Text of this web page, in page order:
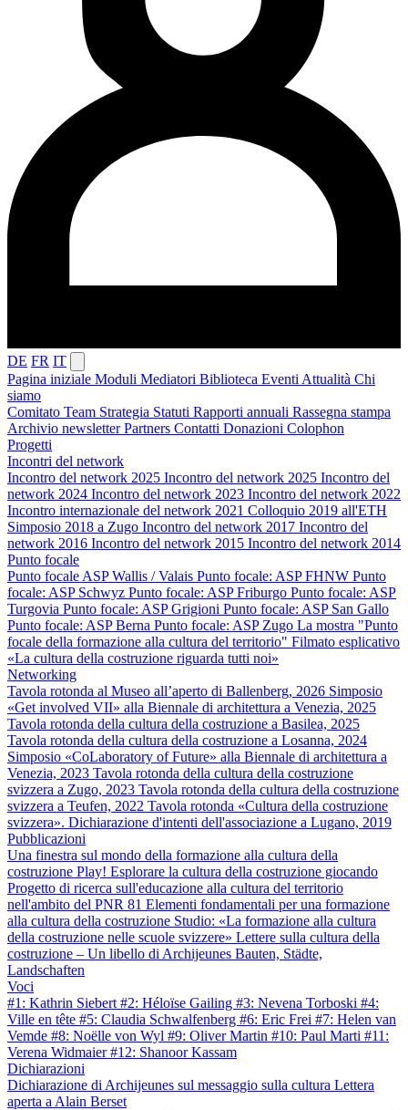
DE FR IT
Pagina iniziale Moduli Mediatori Biblioteca Eventi Attualità Chi
siamo
Comitato Team Strategia Statuti Rapporti annuali Rassegna stampa
Archivio newsletterPartners Contatti Donazioni Colophon
Progetti
Incontri del network
Incontro del network 2025 Incontro del network 2025 Incontro del
network 2024 Incontro del network 2023 Incontro del network 2022
Incontro internazionale del network 2021 Colloquio 2019 all'ETH
Simposio 2018 a Zugo Incontro del network 2017 Incontro del
network 2016 Incontro del network 2015 Incontro del network 2014
Punto focale
Punto focale ASP Wallis / Valais Punto focale: ASP FHNW Punto
focale: ASP Schwyz Punto focale: ASP Friburgo Punto focale: ASP
Turgovia Punto focale: ASP Grigioni Punto focale: ASP San Gallo
Punto focale: ASP Berna Punto focale: ASP Zugo La mostra "Punto
focale della formazione alla cultura del territorio" Filmato esplicativo
«La cultura della costruzione riguarda tutti noi»
Networking
Tavola rotonda al Museo all’aperto di Ballenberg, 2026 Simposio
«Get involved VII» alla Biennale di architettura a Venezia, 2025
Tavola rotonda della cultura della costruzione a Basilea, 2025
Tavola rotonda della cultura della costruzione a Losanna, 2024
Simposio «CoLaboratory of Future» alla Biennale di architettura a
Venezia, 2023 Tavola rotonda della cultura della costruzione
svizzera a Zugo, 2023 Tavola rotonda della cultura della costruzione
svizzera a Teufen, 2022 Tavola rotonda «Cultura della costruzione
svizzera». Dichiarazione d'intenti dell'associazione a Lugano, 2019
Pubblicazioni
Una finestra sul mondo della formazione alla cultura della
costruzione Play! Esplorare la cultura della costruzione giocando
Progetto di ricerca sull'educazione alla cultura del territorio
nell'ambito del PNR 81 Elementi fondamentali per una formazione
alla cultura della costruzione Studio: «La formazione alla cultura
della costruzione nelle scuole svizzere» Lettere sulla cultura della
costruzione – Un libello di Archijeunes Bauten, Städte,
Landschaften
Voci
#1: Kathrin Siebert #2: Héloïse Gailing #3: Nevena Torboski #4:
Ville en tête #5: Claudia Schwalfenberg #6: Eric Frei #7: Helen van
Vemde #8: Noëlle von Wyl #9: Oliver Martin #10: Paul Marti #11:
Verena Widmaier#12: Shanoor Kassam
Dichiarazioni
Dichiarazione di Archijeunes sul messaggio sulla cultura Lettera
aperta a Alain Berset